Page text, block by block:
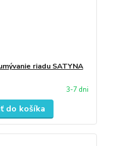
riadu SATYNA
3-7 dni
do košíka